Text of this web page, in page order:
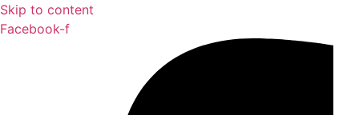
Skip to content
Facebook-f